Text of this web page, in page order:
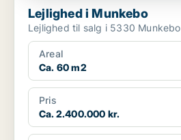
Lejlighed i Munkebo
Lejlighed til salg i 5330 Munkebo
Areal
Ca. 60 m2
Pris
Ca. 2.400.000 kr.